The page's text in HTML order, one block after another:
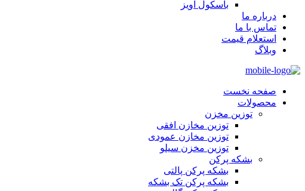
باسکول آویز
درباره ما
تماس با ما
استعلام قیمت
وبلاگ
صفحه نخست
محصولات
توزین مخزن
توزین مخازن افقی
توزین مخازن عمودی
توزین مخزن سیلو
بشکه پرکن
بشکه پرکن پالتی
بشکه پرکن تک بشکه